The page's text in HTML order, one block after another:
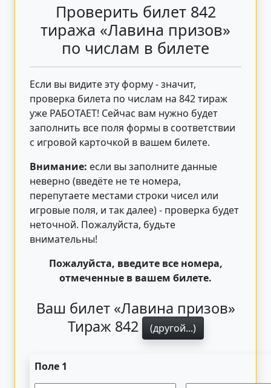
Проверить билет 842
тиража «Лавина призов»
по числам в билете
Если вы видите эту форму - значит,
проверка билета по числам на 842 тираж
уже РАБОТАЕТ! Сейчас вам нужно будет
заполнить все поля формы в соответствии
с игровой карточкой в вашем билете.
Внимание: если вы заполните данные
неверно (введёте не те номера,
перепутаете местами строки чисел или
игровые поля, и так далее) - проверка будет
неточной. Пожалуйста, будьте
внимательны!
Пожалуйста, введите все номера,
отмеченные в вашем билете.
Ваш билет «Лавина призов»
Тираж 842
(другой...)
Поле 1